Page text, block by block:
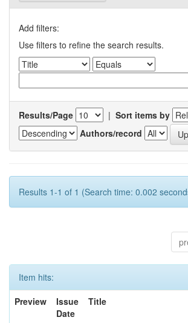
Add filters:
Use filters to refine the search results.
Results/Page | Sort items by
Authors/record
Results 1-1 of 1 (Search time: 0.002
Item hits:
Preview
Issue
Date
Title